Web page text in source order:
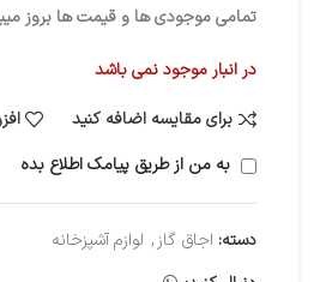
تمامی موجودی ها و قیمت ها بروز
در انبار موجود نمی باشد
برای مقایسه اضافه کنید
به من از طریق پیامک اطلاع بده
دسته: اجاق گاز , لوازم آشپزخانه